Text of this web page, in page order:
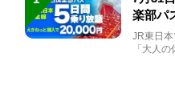
楽部パ
JR東日
「大人